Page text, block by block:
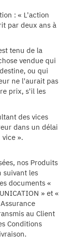
: « L'action
par deux ans à
tenu de la
vendue qui
ou qui
ne l'aurait pas
prix, s'il les
des vices
dans un délai
».
nos Produits
suivant les
documents «
» et «
au Client
Conditions